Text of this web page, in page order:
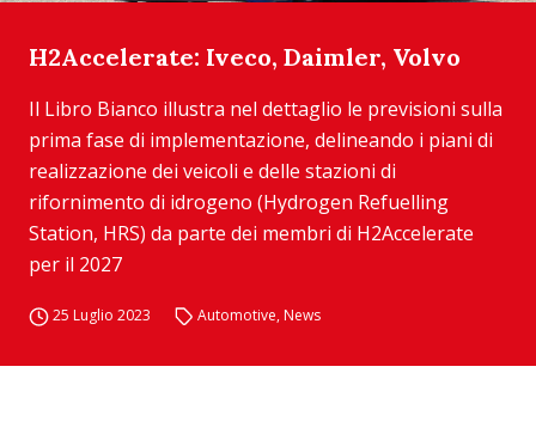
H2Accelerate: Iveco, Daimler, Volvo
Il Libro Bianco illustra nel dettaglio le previsioni sulla
prima fase di implementazione, delineando i piani di
realizzazione dei veicoli e delle stazioni di
rifornimento di idrogeno (Hydrogen Refuelling
Station, HRS) da parte dei membri di H2Accelerate
per il 2027
25 Luglio 2023 Automotive, News